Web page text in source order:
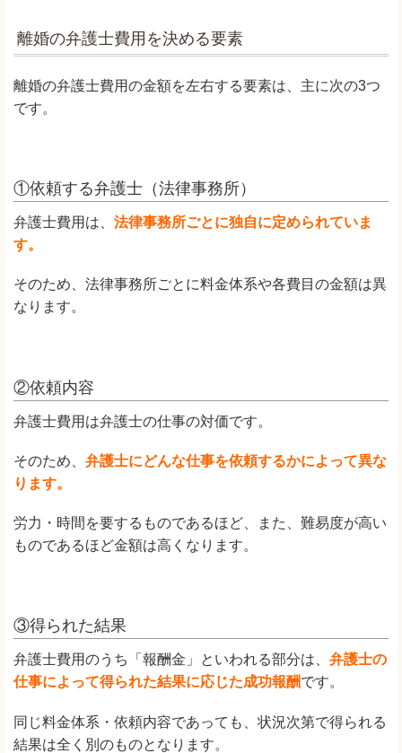
離婚の弁護士費用を決める要素
離婚の弁護士費用の金額を左右する要素は、主に次の3つ
です。
①依頼する弁護士（法律事務所）
弁護士費用は、 法律事務所ごとに独自に定められていま
す。
そのため、法律事務所ごとに料金体系や各費目の金額は異
なります。
②依頼内容
弁護士費用は弁護士の仕事の対価です。
そのため、 弁護士にどんな仕事を依頼するかによって異な
ります。
労力・時間を要するものであるほど、また、難易度が高い
ものであるほど金額は高くなります。
③得られた結果
弁護士費用のうち「報酬金」といわれる部分は、 弁護士の
仕事によって得られた結果に応じた成功報酬です。
同じ料金体系・依頼内容であっても、状況次第で得られる
結果は全く別のものとなります。